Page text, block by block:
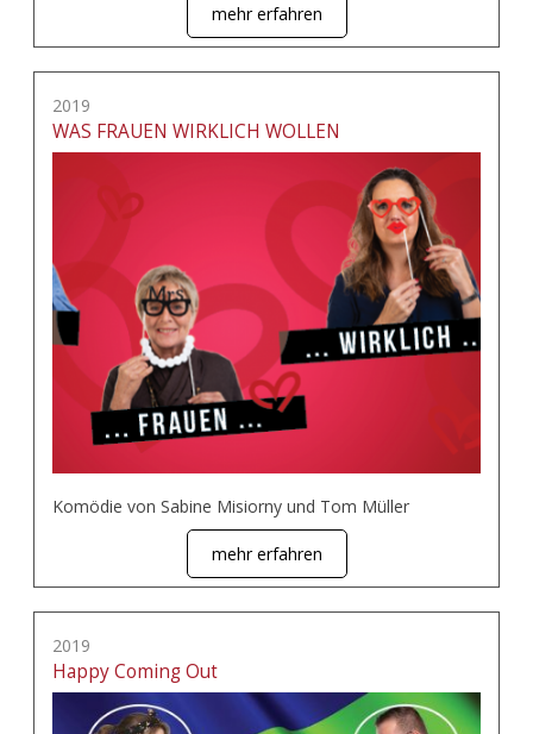
mehr erfahren
2019
WAS FRAUEN WIRKLICH WOLLEN
Komödie von Sabine Misiorny und Tom Müller
mehr erfahren
2019
Happy Coming Out